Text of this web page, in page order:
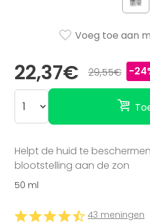
22,37€ 29,55€ -
Voeg toe aan
Helpt de huid te
blootstelling aan de zon
50 ml
43 meningen